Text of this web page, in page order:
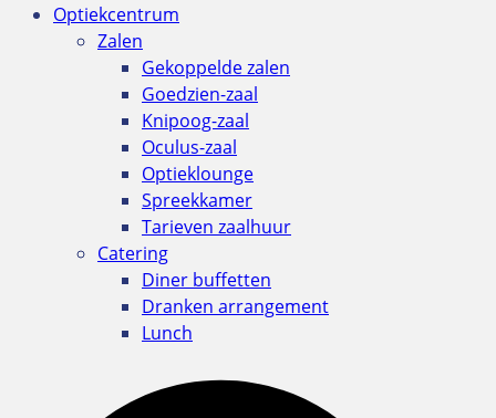
Optiekcentrum
Zalen
Gekoppelde zalen
Goedzien-zaal
Knipoog-zaal
Oculus-zaal
Optieklounge
Spreekkamer
Tarieven zaalhuur
Catering
Diner buffetten
Dranken arrangement
Lunch